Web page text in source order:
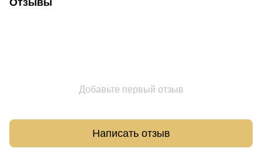
Отзывы
Добавьте первый отзыв
Написать отзыв